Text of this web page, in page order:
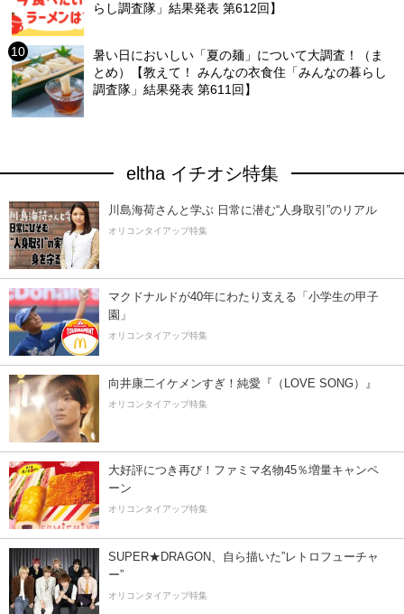
らし調査隊」結果発表 第612回】
暑い日においしい「夏の麺」について大調査！（ま
とめ）【教えて！ みんなの衣食住「みんなの暮らし
調査隊」結果発表 第611回】
eltha イチオシ特集
川島海荷さんと学ぶ 日常に潜む“人身取引”のリアル
オリコンタイアップ特集
マクドナルドが40年にわたり支える「小学生の甲子
園」
オリコンタイアップ特集
向井康二イケメンすぎ！純愛『（LOVE SONG）』
オリコンタイアップ特集
大好評につき再び！ファミマ名物45％増量キャンペ
ーン
オリコンタイアップ特集
SUPER★DRAGON、自ら描いた”レトロフューチャ
ー”
オリコンタイアップ特集